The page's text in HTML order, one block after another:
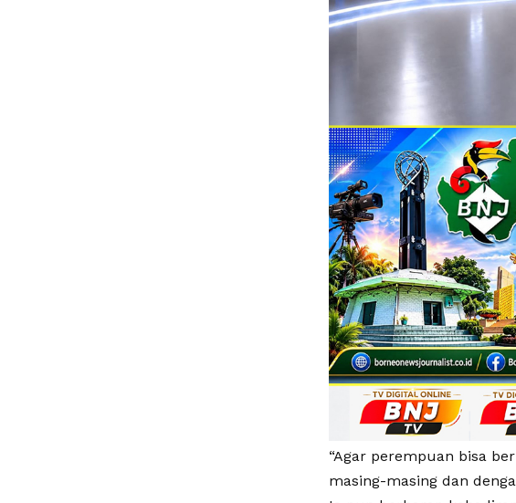
“Agar perempuan bisa
masing-masing dan